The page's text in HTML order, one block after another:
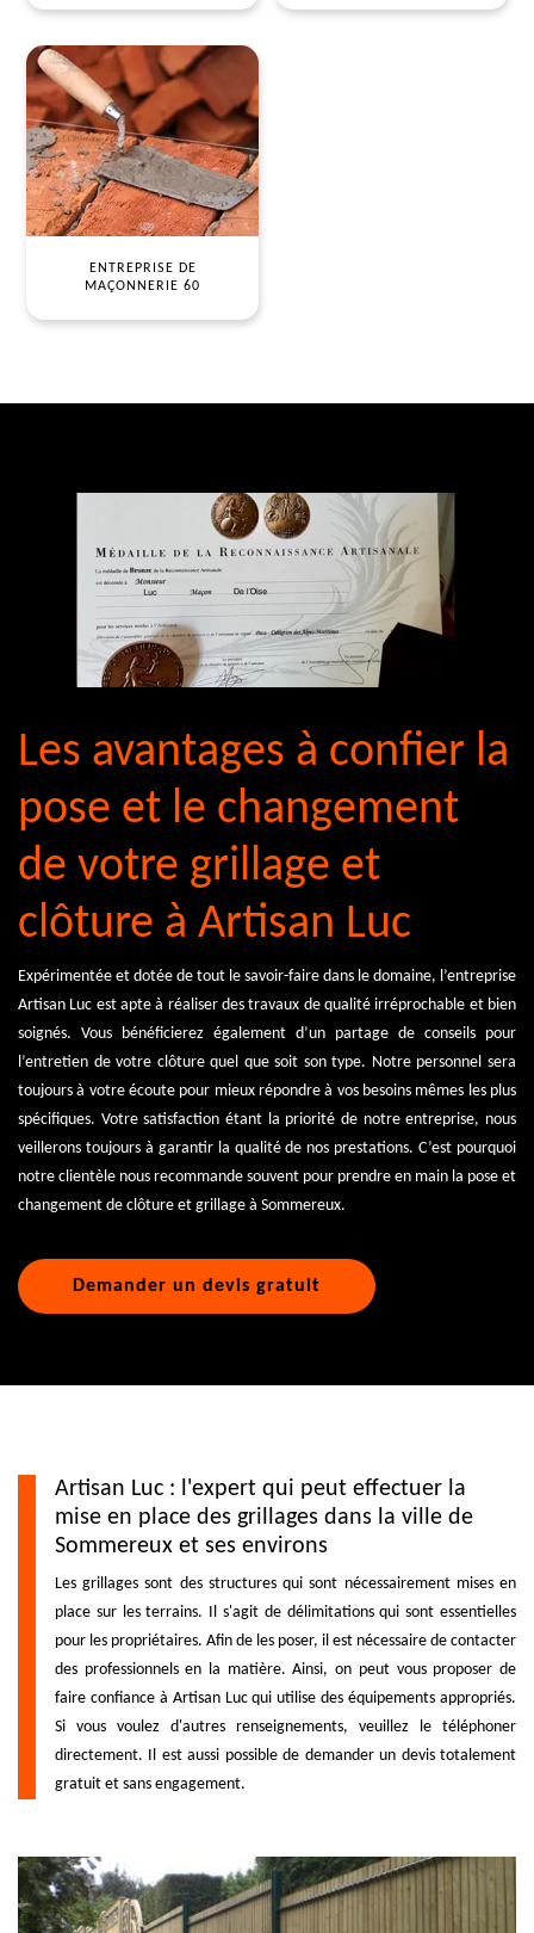
ENTREPRISE DE
MAÇONNERIE 60
Les avantages à confier la
pose et le changement
de votre grillage et
clôture à Artisan Luc
Expérimentée et dotée de tout le savoir-faire dans le domaine, l’entreprise
Artisan Luc est apte à réaliser des travaux de qualité irréprochable et bien
soignés. Vous bénéficierez également d’un partage de conseils pour
l’entretien de votre clôture quel que soit son type. Notre personnel sera
toujours à votre écoute pour mieux répondre à vos besoins mêmes les plus
spécifiques. Votre satisfaction étant la priorité de notre entreprise, nous
veillerons toujours à garantir la qualité de nos prestations. C’est pourquoi
notre clientèle nous recommande souvent pour prendre en main la pose et
changement de clôture et grillage à Sommereux.
Demander un devis gratuit
Artisan Luc : l'expert qui peut effectuer la
mise en place des grillages dans la ville de
Sommereux et ses environs
Les grillages sont des structures qui sont nécessairement mises en
place sur les terrains. Il s'agit de délimitations qui sont essentielles
pour les propriétaires. Afin de les poser, il est nécessaire de contacter
des professionnels en la matière. Ainsi, on peut vous proposer de
faire confiance à Artisan Luc qui utilise des équipements appropriés.
Si vous voulez d'autres renseignements, veuillez le téléphoner
directement. Il est aussi possible de demander un devis totalement
gratuit et sans engagement.